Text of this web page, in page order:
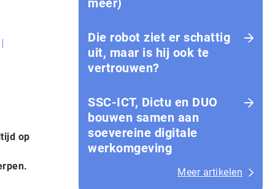
op
meer)
Die robot ziet er schattig
uit, maar is hij ook te
vertrouwen?
SSC-ICT, Dictu en DUO
bouwen samen aan
soevereine digitale
werkomgeving
Meer artikelen